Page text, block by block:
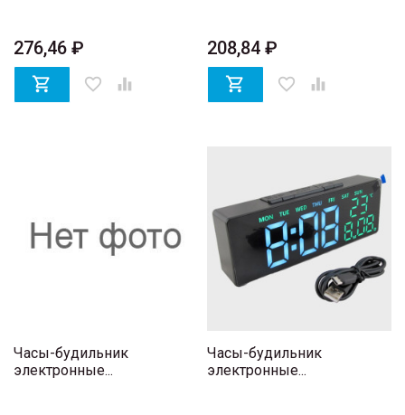
276,46 ₽
 favorite_border 
208,84 ₽
 favorite_border 
Часы-будильник
электронные...
Часы-будильник
электронные...